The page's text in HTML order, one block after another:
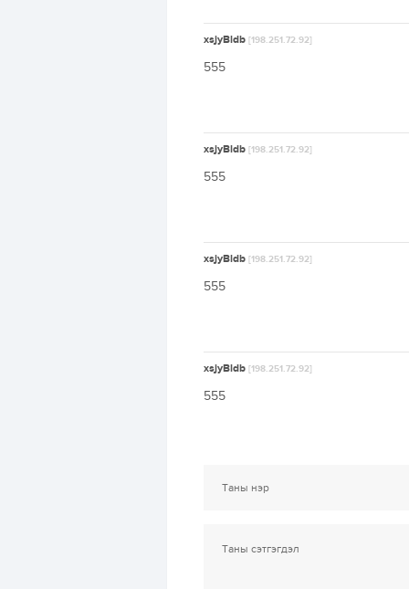
xsjyBldb [198.251.72.92]
555
xsjyBldb [198.251.72.92]
555
xsjyBldb [198.251.72.92]
555
xsjyBldb [198.251.72.92]
555